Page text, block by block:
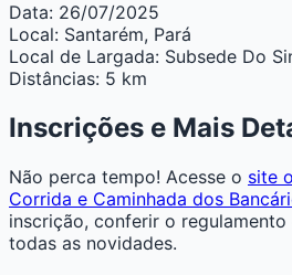
Data: 26/07/2025
Local: Santarém, Pará
Local de Largada: Subsede Do
Distâncias: 5 km
Inscrições e Mais
Não perca tempo! Acesse o site
Corrida e Caminhada dos
inscrição, conferir o
todas as novidades.